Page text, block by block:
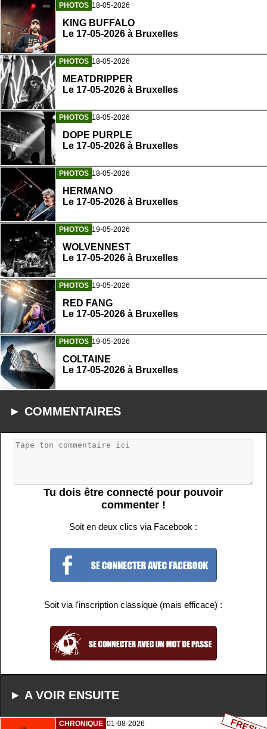
PHOTOS 18-05-2026
KING BUFFALO
Le 17-05-2026 à Bruxelles
PHOTOS 18-05-2026
MEATDRIPPER
Le 17-05-2026 à Bruxelles
PHOTOS 18-05-2026
DOPE PURPLE
Le 17-05-2026 à Bruxelles
PHOTOS 18-05-2026
HERMANO
Le 17-05-2026 à Bruxelles
PHOTOS 19-05-2026
WOLVENNEST
Le 17-05-2026 à Bruxelles
PHOTOS 19-05-2026
RED FANG
Le 17-05-2026 à Bruxelles
PHOTOS 19-05-2026
COLTAINE
Le 17-05-2026 à Bruxelles
► COMMENTAIRES
Tu dois être connecté pour pouvoir
commenter !
Soit en deux clics via Facebook :
Soit via l'inscription classique (mais efficace) :
► A VOIR ENSUITE
CHRONIQUE 01-08-2026